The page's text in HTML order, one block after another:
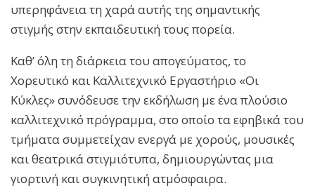
υπερηφάνεια τη χαρά αυτής της σημαντικής
στιγμής στην εκπαιδευτική τους πορεία.
Καθ’ όλη τη διάρκεια του απογεύματος, το
Χορευτικό και Καλλιτεχνικό Εργαστήριο «Οι
Κύκλες» συνόδευσε την εκδήλωση με ένα πλούσιο
καλλιτεχνικό πρόγραμμα, στο οποίο τα εφηβικά του
τμήματα συμμετείχαν ενεργά με χορούς, μουσικές
και θεατρικά στιγμιότυπα, δημιουργώντας μια
γιορτινή και συγκινητική ατμόσφαιρα.